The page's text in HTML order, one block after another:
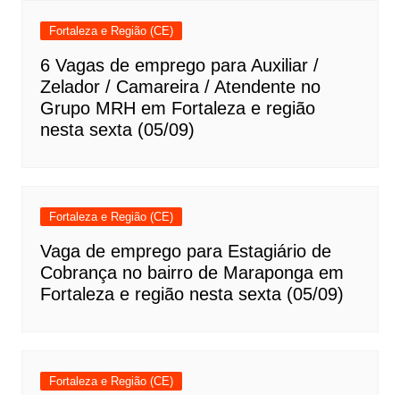
Fortaleza e Região (CE)
6 Vagas de emprego para Auxiliar /
Zelador / Camareira / Atendente no
Grupo MRH em Fortaleza e região
nesta sexta (05/09)
Fortaleza e Região (CE)
Vaga de emprego para Estagiário de
Cobrança no bairro de Maraponga em
Fortaleza e região nesta sexta (05/09)
Fortaleza e Região (CE)